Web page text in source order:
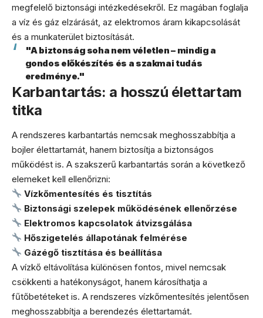
megfelelő biztonsági intézkedésekről. Ez magában foglalja
a víz és gáz elzárását, az elektromos áram kikapcsolását
és a munkaterület biztosítását.
"A biztonság soha nem véletlen – mindig a
gondos előkészítés és a szakmai tudás
eredménye."
Karbantartás: a hosszú élettartam
titka
A rendszeres karbantartás nemcsak meghosszabbítja a
bojler élettartamát, hanem biztosítja a biztonságos
működést is. A szakszerű karbantartás során a következő
elemeket kell ellenőrizni:
Vízkőmentesítés és tisztítás
Biztonsági szelepek működésének ellenőrzése
Elektromos kapcsolatok átvizsgálása
Hőszigetelés állapotának felmérése
Gázégő tisztítása és beállítása
A vízkő eltávolítása különösen fontos, mivel nemcsak
csökkenti a hatékonyságot, hanem károsíthatja a
fűtőbetéteket is. A rendszeres vízkőmentesítés jelentősen
meghosszabbítja a berendezés élettartamát.